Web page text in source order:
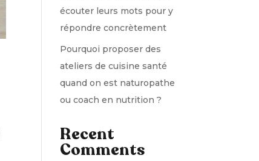
écouter leurs mots pour y
répondre concrètement
Pourquoi proposer des
ateliers de cuisine santé
quand on est naturopathe
ou coach en nutrition ?
Recent
Comments